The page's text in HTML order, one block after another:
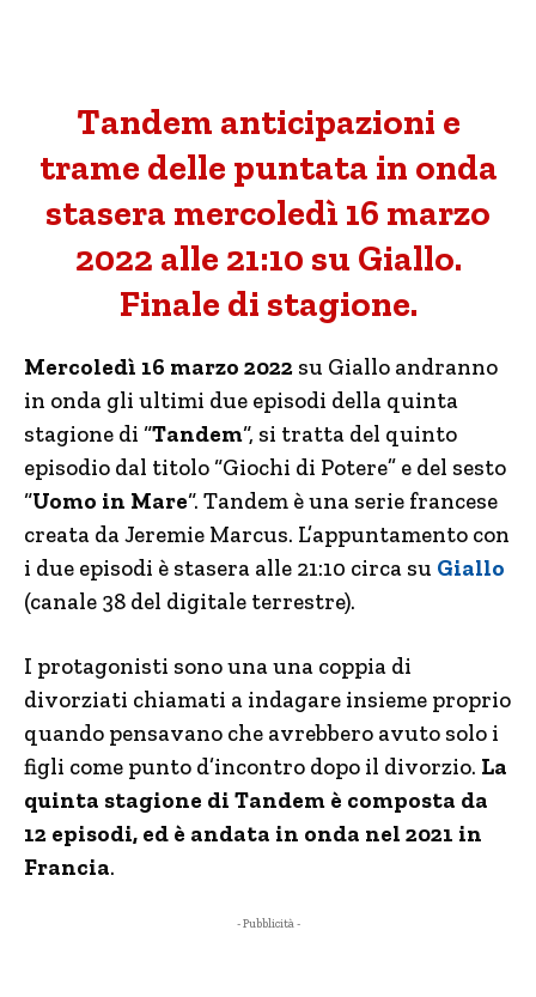
Tandem anticipazioni e
trame delle puntata in onda
stasera mercoledì 16 marzo
2022 alle 21:10 su Giallo.
Finale di stagione.
Mercoledì 16 marzo 2022 su Giallo andranno
in onda gli ultimi due episodi della quinta
stagione di “Tandem“, si tratta del quinto
episodio dal titolo “Giochi di Potere” e del sesto
“Uomo in Mare“. Tandem è una serie francese
creata da Jeremie Marcus. L’appuntamento con
i due episodi è stasera alle 21:10 circa su Giallo
(canale 38 del digitale terrestre).
I protagonisti sono una una coppia di
divorziati chiamati a indagare insieme proprio
quando pensavano che avrebbero avuto solo i
figli come punto d’incontro dopo il divorzio. La
quinta stagione di Tandem è composta da
12 episodi, ed è andata in onda nel 2021 in
Francia.
- Pubblicità -